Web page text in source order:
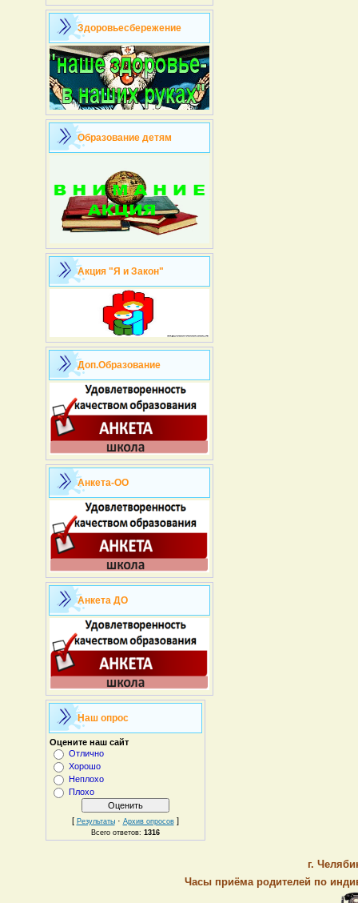
Здоровьесбережение
Образование детям
Акция "Я и Закон"
Доп.Образование
Анкета-ОО
Анкета ДО
Наш опрос
Оцените наш сайт
Отлично
Хорошо
Неплохо
Плохо
[ Результаты· Архив опросов]
Всего ответов: 1316
г.
Часы приёма родителей по